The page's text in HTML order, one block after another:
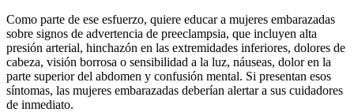
Como parte de ese esfuerzo, quiere educar a mujeres embarazadas
sobre signos de advertencia de preeclampsia, que incluyen alta
presión arterial, hinchazón en las extremidades inferiores, dolores de
cabeza, visión borrosa o sensibilidad a la luz, náuseas, dolor en la
parte superior del abdomen y confusión mental. Si presentan esos
síntomas, las mujeres embarazadas deberían alertar a sus cuidadores
de inmediato.